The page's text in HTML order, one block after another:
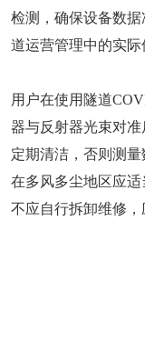
检测，确保设备数
道运营管理中的实际
用户在使用隧道
器与反射器光束对
定期清洁，否则测
在多风多尘地区应
不应自行拆卸维修，